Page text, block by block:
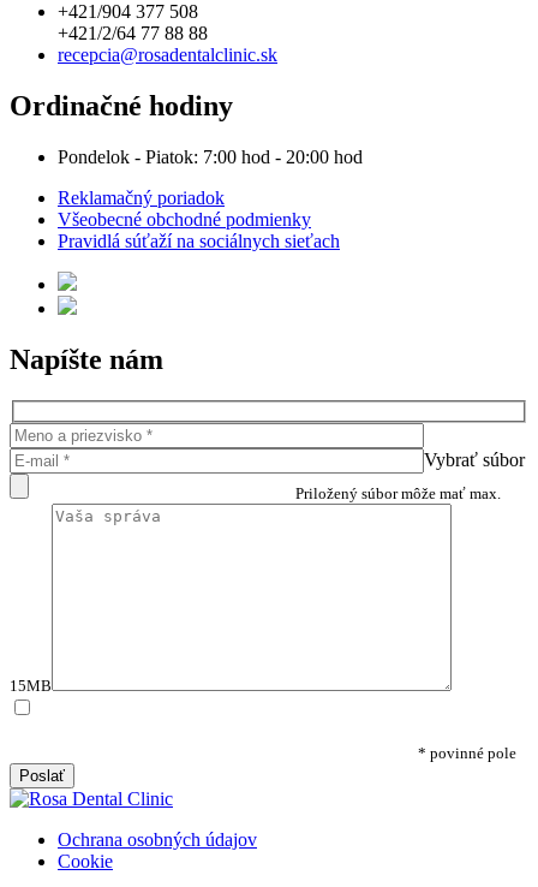
+421/904 377 508
+421/2/64 77 88 88
recepcia@rosadentalclinic.sk
Ordinačné hodiny
Pondelok - Piatok: 7:00 hod - 20:00 hod
Reklamačný poriadok
Všeobecné obchodné podmienky
Pravidlá súťaží na sociálnych sieťach
Napíšte nám
Vybrať súbor
Priložený súbor môže mať max.
15MB
* povinné pole
Ochrana osobných údajov
Cookie